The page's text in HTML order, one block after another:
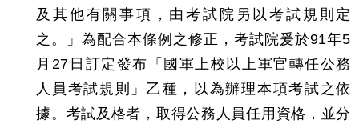
及其他有關事項，由考試院另以考試規則定
之。」為配合本條例之修正，考試院爰於91年5
月27日訂定發布「國軍上校以上軍官轉任公務
人員考試規則」乙種，以為辦理本項考試之依
據。考試及格者，取得公務人員任用資格，並分